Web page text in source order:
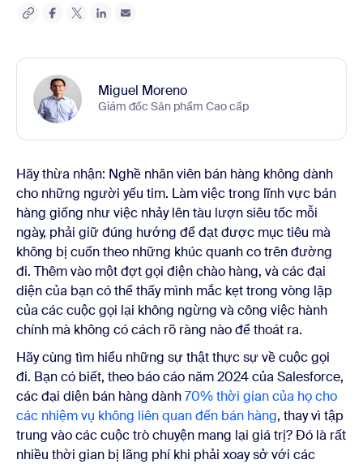
Miguel Moreno
Giám đốc Sản phẩm Cao cấp
Hãy thừa nhận: Nghề nhân viên bán hàng không dành
cho những người yếu tim. Làm việc trong lĩnh vực bán
hàng giống như việc nhảy lên tàu lượn siêu tốc mỗi
ngày, phải giữ đúng hướng để đạt được mục tiêu mà
không bị cuốn theo những khúc quanh co trên đường
đi. Thêm vào một đợt gọi điện chào hàng, và các đại
diện của bạn có thể thấy mình mắc kẹt trong vòng lặp
của các cuộc gọi lại không ngừng và công việc hành
chính mà không có cách rõ ràng nào để thoát ra.
Hãy cùng tìm hiểu những sự thật thực sự về cuộc gọi
đi. Bạn có biết, theo báo cáo năm 2024 của Salesforce,
các đại diện bán hàng dành70% thời gian của họ cho
các nhiệm vụ không liên quan đến bán hàng, thay vì tập
trung vào các cuộc trò chuyện mang lại giá trị? Đó là rất
nhiều thời gian bị lãng phí khi phải xoay sở với các